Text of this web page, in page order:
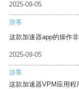
2025-09-05
游客
这款加速器app的操作
2025-09-05
游客
这款加速器VPM应用程